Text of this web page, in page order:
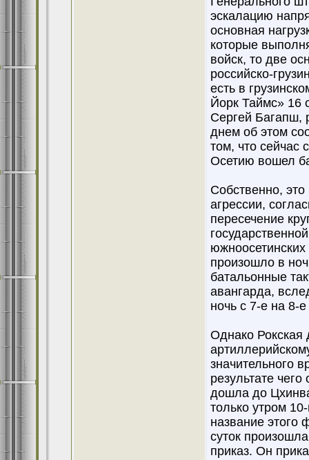
эскалацию
основная
которые
войск, то две
российско-
есть в
Йорк Таймс» 16
Сергей Багапш,
днем об этом
том, что сейчас
Осетию вошел
Собственно,
агрессии,
пересечение
произошло в
батальонные
авангарда,
ночь с 7-е на 8-
Однако Рокская
значительного
результате
дошла до
только утром
название этого
суток
приказ. Он